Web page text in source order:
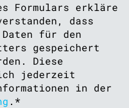
Formulars erkläre
dass
Daten für den
gespeichert
Diese
jederzeit
in der
. *